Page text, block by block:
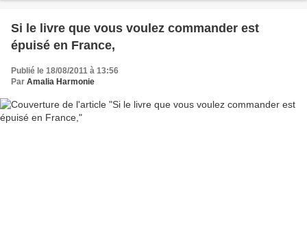
Si le livre que vous voulez commander est
épuisé en France,
Publié le 18/08/2011 à 13:56
Par Amalia Harmonie